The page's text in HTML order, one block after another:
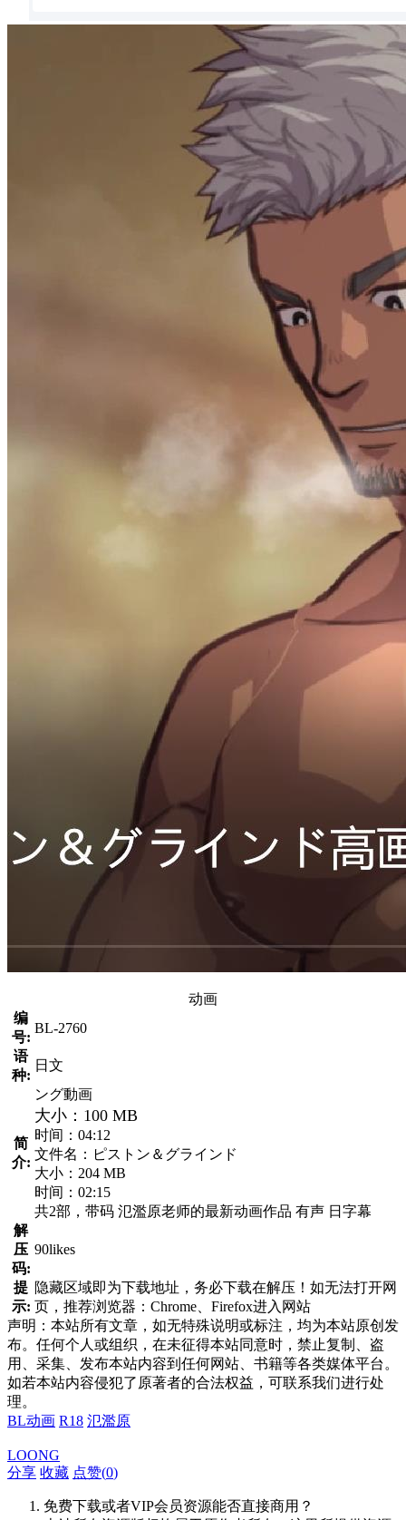
动画
编
号:
BL-2760
语
种:
日文
简
介:
ング動画
大小：100 MB
时间：04:12
文件名：ピストン＆グラインド
大小：204 MB
时间：02:15
共2部，带码 氾濫原老师的最新动画作品 有声 日字幕
解
压
码:
90likes
提
示:
隐藏区域即为下载地址，务必下载在解压！如无法打开网
页，推荐浏览器：Chrome、Firefox进入网站
声明：本站所有文章，如无特殊说明或标注，均为本站原创发
布。任何个人或组织，在未征得本站同意时，禁止复制、盗
用、采集、发布本站内容到任何网站、书籍等各类媒体平台。
如若本站内容侵犯了原著者的合法权益，可联系我们进行处
理。
BL动画 R18 氾濫原
LOONG
分享 收藏 点赞(0)
免费下载或者VIP会员资源能否直接商用？